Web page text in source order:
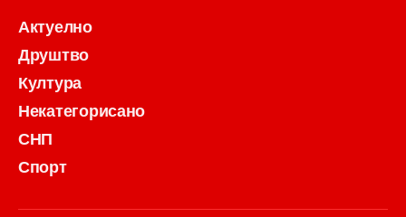
Актуелно
Друштво
Култура
Некатегорисано
СНП
Спорт